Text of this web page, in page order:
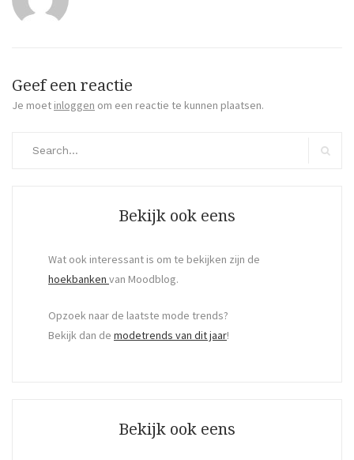
Geef een reactie
Je moet inloggen om een reactie te kunnen plaatsen.
Bekijk ook eens
Wat ook interessant is om te bekijken zijn de
hoekbanken van Moodblog.
Opzoek naar de laatste mode trends?
Bekijk dan de modetrends van dit jaar!
Bekijk ook eens